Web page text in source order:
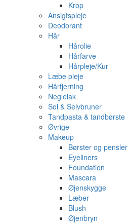
Krop
Ansigtspleje
Deodorant
Hår
Hårolie
Hårfarve
Hårpleje/Kur
Læbe pleje
Hårfjerning
Neglelak
Sol & Selvbruner
Tandpasta & tandbørste
Øvrige
Makeup
Børster og pensler
Eyeliners
Foundation
Mascara
Øjenskygge
Læber
Blush
Øjenbryn